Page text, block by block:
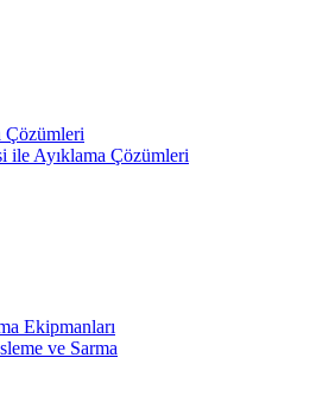
Çözümleri
ile Ayıklama Çözümleri
Ekipmanları
ve Sarma